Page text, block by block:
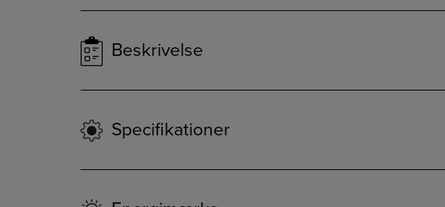
Beskrivelse
Specifikationer